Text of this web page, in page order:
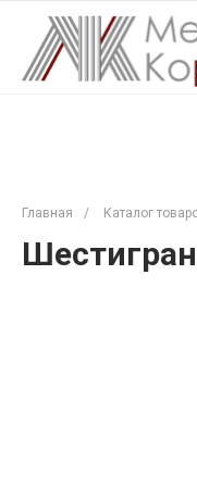
Главная / Каталог